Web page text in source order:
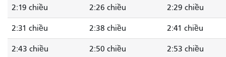
2:19 chiều 2:26 chiều 2:29 chiều
2:31 chiều 2:38 chiều 2:41 chiều
2:43 chiều 2:50 chiều 2:53 chiều